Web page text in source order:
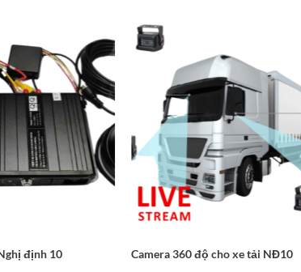
định 10 Camera 360 độ cho xe tải NĐ10